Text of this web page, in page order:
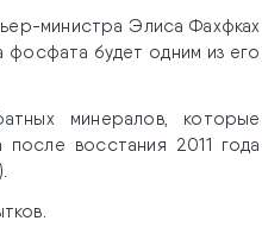
министра Элиса Фахфках
фосфата будет одним из его
минералов, которые
восстания 2011 года